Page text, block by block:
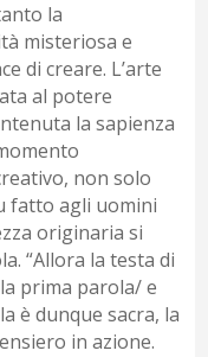
la
misteriosa e
di creare. L’arte
al potere
la sapienza
non solo
fatto agli uomini
originaria si
“Allora la testa di
prima parola/ e
è dunque sacra, la
in azione.